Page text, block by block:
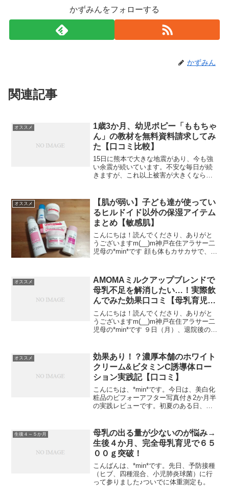
かずみんをフォローする
かずみん
関連記事
オススメ
1歳3か月、幼児ポピー「ももちゃ
ん」の教材を無料資料請求してみ
た【口コミ比較】
15日に熊本で大きな地震があり、今も強
い余震が続いています。不安な毎日が続
きますが、これ以上被害が大きくならな
ますね～。ちょっと体調不良もあった
り、4月から真面目に...
オススメ
【肌が弱い】子ども達が使ってい
るヒルドイド以外の保湿アイテム
まとめ【敏感肌】
こんにちは！読んでくださり、ありがと
うございますm(__)m神戸在住アラサー二
児母の*min*です 顔も体もカサカサで、特
お兄ちゃんほどではないけど、定期的に
足やお腹の...
オススメ
AMOMAミルクアップブレンドで
母乳不足を解消したい…！実際飲
んでみた効果口コミ【母乳育児を
目指すお母さんへのハーブティ】
こんにちは！読んでくださり、ありがと
うございますm(__)m神戸在住アラサー二
児母の*min*です ９日（月）、退院後の２
結構大変ですね・・・毎回出発前に疲れ
てしまいま...
オススメ
効果あり！？濃厚本舗のホワイト
クリーム&ビタミンC誘導体ロー
ション実践記【口コミ】
こんにちは、*min*です。今日は、美白化
粧品のビフォーアフター写真付き2か月半
の実践レビューです。初夏のある日、ふ
ゃシミできてるやん！！Σ(ﾟдﾟlll)ｶﾞｰﾝ」
ええ...
生後４～５か月
母乳の出る量が少ないのが悩み→
生後４か月、完全母乳育児で６５
００ｇ突破！
こんばんは、*min*です。先日、予防接種
（ヒブ、四種混合、小児肺炎球菌）に行
って参りました♪ついでに体重測定も。